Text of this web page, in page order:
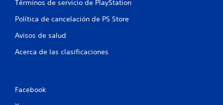
Términos de servicio de PlayStation
Política de cancelación de PS Store
Avisos de salud
Acerca de las clasificaciones
Facebook